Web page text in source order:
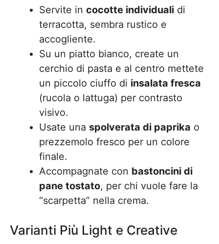
Servite in cocotte individuali di
terracotta, sembra rustico e
accogliente.
Su un piatto bianco, create un
cerchio di pasta e al centro mettete
un piccolo ciuffo di insalata fresca
(rucola o lattuga) per contrasto
visivo.
Usate una spolverata di paprika o
prezzemolo fresco per un colore
finale.
Accompagnate con bastoncini di
pane tostato, per chi vuole fare la
“scarpetta” nella crema.
Varianti Più Light e Creative